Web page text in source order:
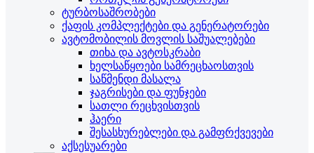
ტურბოსაშრობები
ქაფის კომპლექტები და გენერატორები
ავტომობილის მოვლის საშუალებები
თიხა და ავტოსკრაბი
ხელსაწყოები სამრეცხაოსთვის
საწმენდი მასალა
ჯაგრისები და ფუნჯები
სათლი რეცხვისთვის
ჰაერი
შესასხურებლები და გამფრქვევები
აქსესუარები